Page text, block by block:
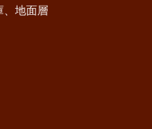
、地面層